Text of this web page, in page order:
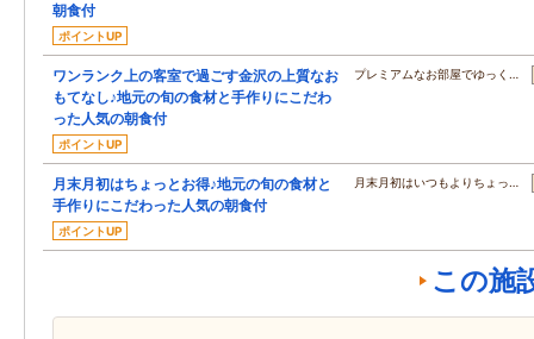
朝食付
ポイントUP
ワンランク上の客室で過ごす金沢の上質なお
もてなし♪地元の旬の食材と手作りにこだわ
った人気の朝食付
ポイントUP
プレミアムなお部屋でゆっく…
月末月初はちょっとお得♪地元の旬の食材と
手作りにこだわった人気の朝食付
ポイントUP
月末月初はいつもよりちょっ…
この施